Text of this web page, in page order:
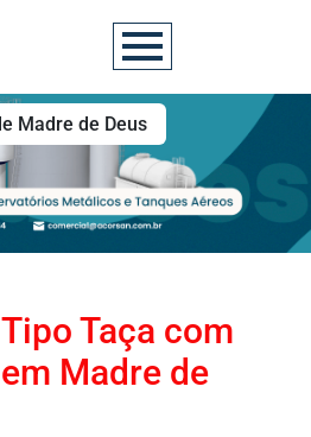
Madre de Deus
Taça com
Madre de